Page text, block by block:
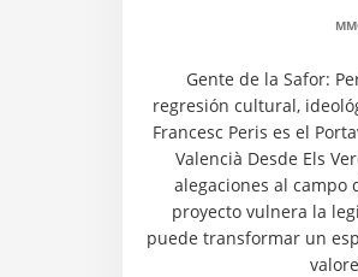
Gente de la Safor:
regresión cultural,
Francesc Peris es el
Valencià Desde Els
alegaciones al campo
proyecto vulnera la
puede transformar un